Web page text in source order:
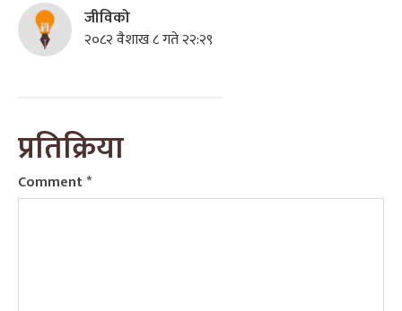
जीविको
२०८२ वैशाख ८ गते २२:२९
प्रतिक्रिया
Comment*